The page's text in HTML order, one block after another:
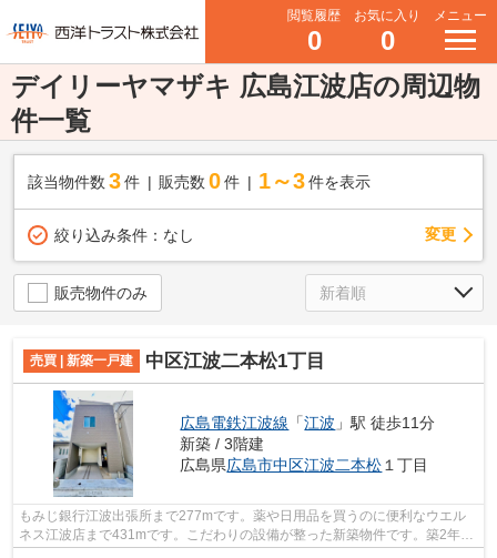
閲覧履歴
0
お気に入り
0
メニュー
デイリーヤマザキ 広島江波店の周辺物
件一覧
該当物件数 3件 販売数 0 件 1～3 件を表示
絞り込み条件： なし 変更
販売物件のみ
売買 | 新築一戸建 中区江波二本松1丁目
広島電鉄江波線 「江波 」駅 徒歩11分
新築 / 3階建
広島県広島市中区江波二本松 １丁目
もみじ銀行江波出張所まで277mです。薬や日用品を買うのに便利なウエル
ネス江波店まで431mです。こだわりの設備が整った新築物件です。築2年以